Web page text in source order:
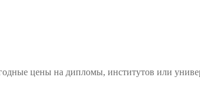
цены на дипломы, институтов или